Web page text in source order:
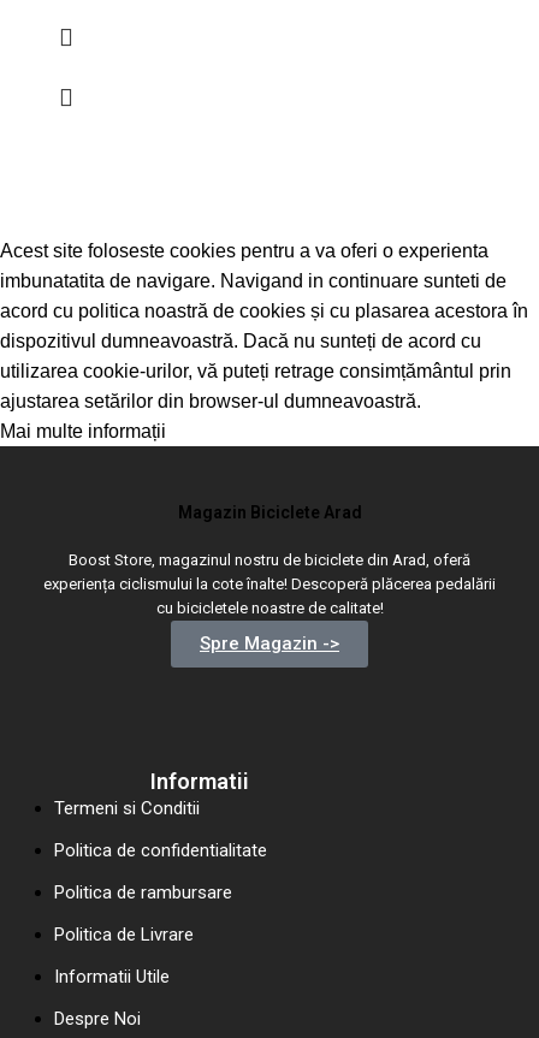
Acest site foloseste cookies pentru a va oferi o experienta
imbunatatita de navigare. Navigand in continuare sunteti de
acord cu politica noastră de cookies și cu plasarea acestora în
dispozitivul dumneavoastră. Dacă nu sunteți de acord cu
utilizarea cookie-urilor, vă puteți retrage consimțământul prin
ajustarea setărilor din browser-ul dumneavoastră.
Mai multe informații
Magazin Biciclete Arad
Boost Store, magazinul nostru de biciclete din Arad, oferă
experiența ciclismului la cote înalte! Descoperă plăcerea pedalării
cu bicicletele noastre de calitate!
Spre Magazin ->
Informatii
Termeni si Conditii
Politica de confidentialitate
Politica de rambursare
Politica de Livrare
Informatii Utile
Despre Noi